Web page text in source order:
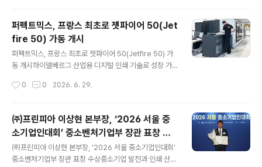
회사인 동림로지스틱 등이 포함되어 있다. 이들 기업의 올
5월까지 누계 매출액은 9,040억원 수준으로 전년 동기 대
비 7%가량 증가한 것으로 나타났다. 영업이익은 730억
원, EBITDA는 1,100억원 수준으로 전년 동기대비 각각 1
지 누적 영업이익이 전년 대비 2배 가까이 증가한 이유는
퍼펙트믹스, 프랑스 최초로 젯파이어 50(Jet
fire 50) 가동 개시
퍼펙트믹스, 프랑스 최초로 젯파이어 50(Jetfire 50) 가
동 개시하이델베르그 산업용 디지털 인쇄 기술로 성장 가
가 최근 생로랑뒤바르(Saint-Laurent-du-Var) 공장에
다. 퍼펙트믹스는 최근 몇 년간 프랑스 남부에서 가장 혁신
적인 인쇄 서비스 제공업체 중 하나로 성장했다. 이를 위해
여러 인쇄 공장을 인수하고 현지 입지를 확대하며 지속적
인 성장의 기틀을 마련해 왔다. 이러한 맥락에서 기존 오프
셋 인쇄기와 디지털 인쇄를 결합하는 방식의 중요성은 점
0 0 2026. 6. 29.
㈜프린피아 이상현 본부장, ‘2026 서울 중
소기업인대회’ 중소벤처기업부 장관 표창 수
상
㈜프린피아 이상현 본부장, ‘2026 서울 중소기업인대회’
중소벤처기업부 장관 표창 수상중소기업 발전과 인쇄 산업